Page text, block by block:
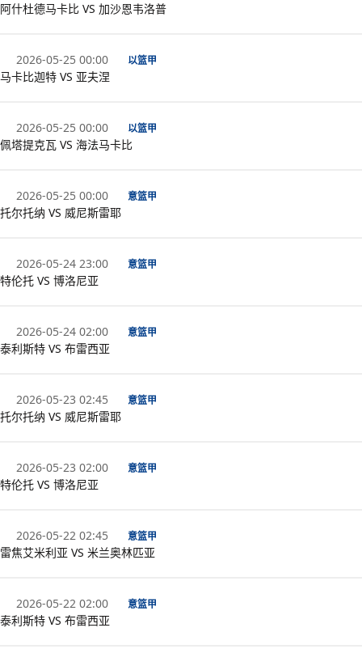
阿什杜德马卡比 VS 加沙恩韦洛普
2026-05-25 00:00 以篮甲
马卡比迦特 VS 亚夫涅
2026-05-25 00:00 以篮甲
佩塔提克瓦 VS 海法马卡比
2026-05-25 00:00 意篮甲
托尔托纳 VS 威尼斯雷耶
2026-05-24 23:00 意篮甲
特伦托 VS 博洛尼亚
2026-05-24 02:00 意篮甲
泰利斯特 VS 布雷西亚
2026-05-23 02:45 意篮甲
托尔托纳 VS 威尼斯雷耶
2026-05-23 02:00 意篮甲
特伦托 VS 博洛尼亚
2026-05-22 02:45 意篮甲
雷焦艾米利亚 VS 米兰奥林匹亚
2026-05-22 02:00 意篮甲
泰利斯特 VS 布雷西亚